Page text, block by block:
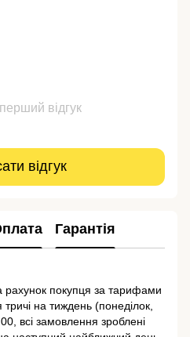
відгук
відгук
Гарантія
рахунок покупця за тарифами
на тиждень (понеділок,
всі замовлення зроблені